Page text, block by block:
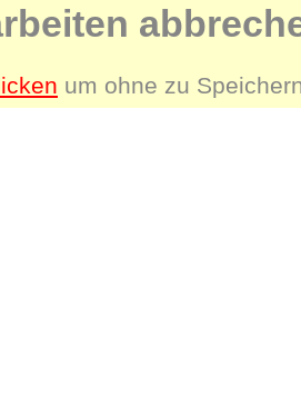
um ohne zu